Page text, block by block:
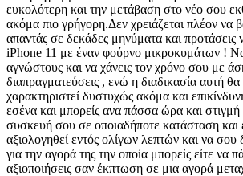
ευκολότερη και την μετάβαση στο νέο σου
ακόμα πιο γρήγορη.Δεν χρειάζεται πλέον να
απαντάς σε δεκάδες μηνύματα και προτάσεις
iPhone 11 με έναν φούρνο μικροκυμάτων !
αγνώστους και να χάνεις τον χρόνο σου με
διαπραγματεύσεις , ενώ η διαδικασία αυτή
χαρακτηριστεί δυστυχώς ακόμα και
εσένα και μπορείς ανα πάσσα ώρα και στιγμή
συσκευή σου σε οποιαδήποτε κατάσταση και
αξιολογηθεί εντός ολίγων λεπτών και να
για την αγορά της την οποία μπορείς είτε να
αξιοποιήσεις σαν έκπτωση σε μια αγορά